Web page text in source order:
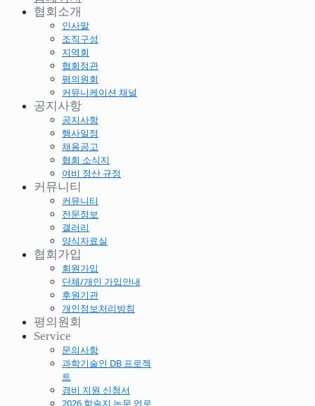
협회소개
인사말
조직구성
지역회
협회정관
평의원회
커뮤니케이션 채널
공지사항
공지사항
행사일정
채용공고
협회 소식지
여비 정산 규정
커뮤니티
커뮤니티
전문정보
갤러리
양식자료실
협회가입
회원가입
단체/개인 가입안내
후원기관
개인정보처리방침
평의원회
Service
문의사항
과학기술인 DB 프로젝
트
경비 지원 신청서
2026 학술지 논문 업로